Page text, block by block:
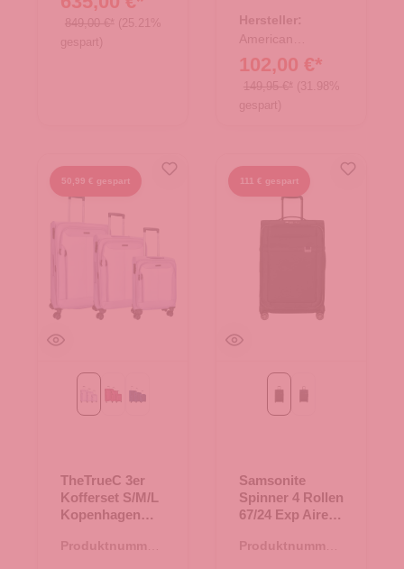
849,00 €* (25.21%
gespart)
Hersteller:
American
Tourister
102,00 €*
149,95 €* (31.98%
gespart)
50,99 € gespart
Fliederberrynavy
TheTrueC 3er
Kofferset S/M/L
Kopenhagen
Produktnummer:
111 € gespart
Blackdark blue
Samsonite
Spinner 4 Rollen
67/24 Exp Airea
Produktnummer: